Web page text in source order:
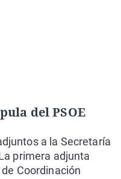
del PSOE
a la Secretaría
primera adjunta
Coordinación